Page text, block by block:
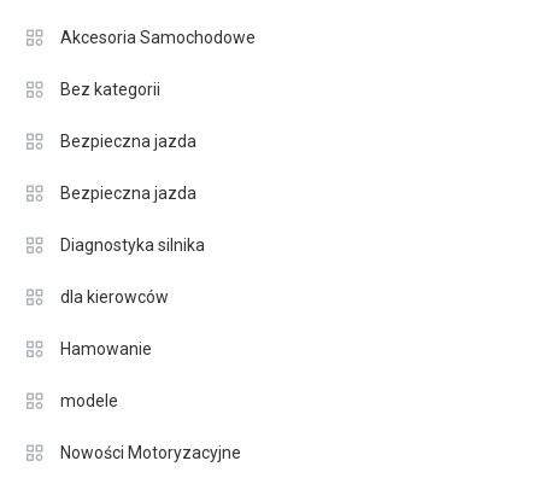
Akcesoria Samochodowe
Bez kategorii
Bezpieczna jazda
Bezpieczna jazda
Diagnostyka silnika
dla kierowców
Hamowanie
modele
Nowości Motoryzacyjne